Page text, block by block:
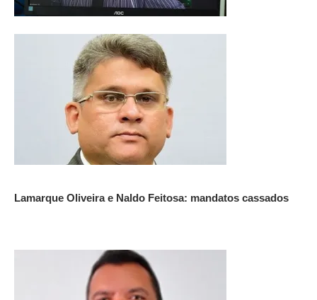
Lamarque Oliveira e Naldo Feitosa: mandatos cassados